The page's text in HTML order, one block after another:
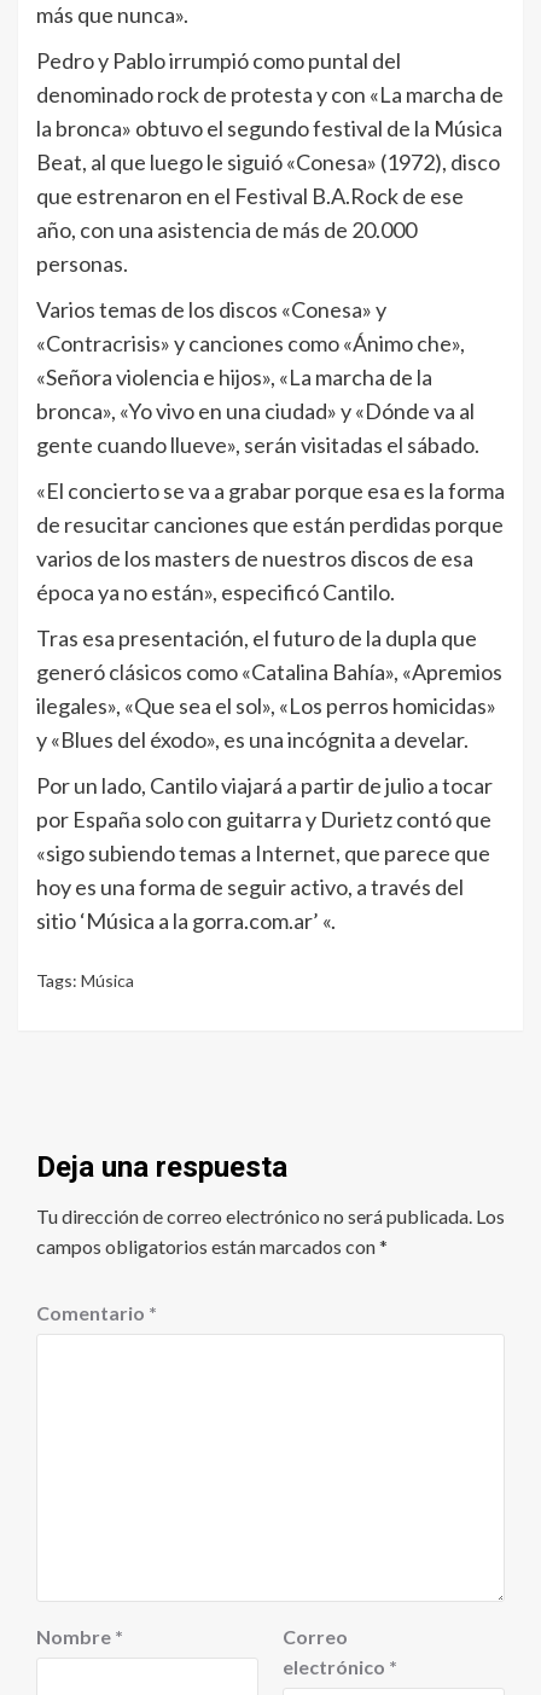
más que nunca».
Pedro y Pablo irrumpió como puntal del
denominado rock de protesta y con «La marcha de
la bronca» obtuvo el segundo festival de la Música
Beat, al que luego le siguió «Conesa» (1972), disco
que estrenaron en el Festival B.A.Rock de ese
año, con una asistencia de más de 20.000
personas.
Varios temas de los discos «Conesa» y
«Contracrisis» y canciones como «Ánimo che»,
«Señora violencia e hijos», «La marcha de la
bronca», «Yo vivo en una ciudad» y «Dónde va al
gente cuando llueve», serán visitadas el sábado.
«El concierto se va a grabar porque esa es la forma
de resucitar canciones que están perdidas porque
varios de los masters de nuestros discos de esa
época ya no están», especificó Cantilo.
Tras esa presentación, el futuro de la dupla que
generó clásicos como «Catalina Bahía», «Apremios
ilegales», «Que sea el sol», «Los perros homicidas»
y «Blues del éxodo», es una incógnita a develar.
Por un lado, Cantilo viajará a partir de julio a tocar
por España solo con guitarra y Durietz contó que
«sigo subiendo temas a Internet, que parece que
hoy es una forma de seguir activo, a través del
sitio ‘Música a la gorra.com.ar’ «.
Tags: Música
Deja una respuesta
Tu dirección de correo electrónico no será publicada. Los
campos obligatorios están marcados con*
Comentario *
Nombre *
Correo
electrónico *